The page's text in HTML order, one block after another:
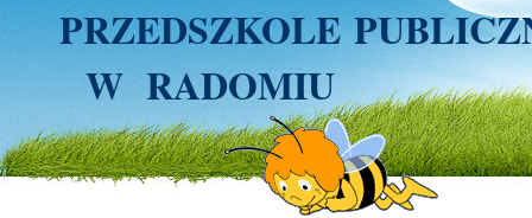
PRZEDSZKOLE
W RADOMIU